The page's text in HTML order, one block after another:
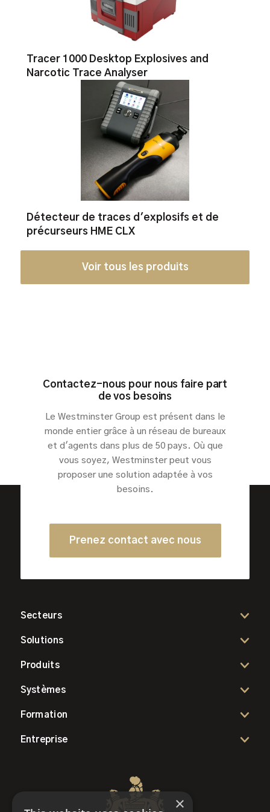
Tracer 1000 Desktop Explosives and
Narcotic Trace Analyser
Détecteur de traces d'explosifs et de
précurseurs HME CLX
Voir tous les produits
Contactez-nous pour nous faire part
de vos besoins
Le Westminster Group est présent dans le
monde entier grâce à un réseau de bureaux
et d'agents dans plus de 50 pays. Où que
vous soyez, Westminster peut vous
proposer une solution adaptée à vos
besoins.
Prenez contact avec nous
Secteurs
Solutions
Produits
Systèmes
Formation
Entreprise
×